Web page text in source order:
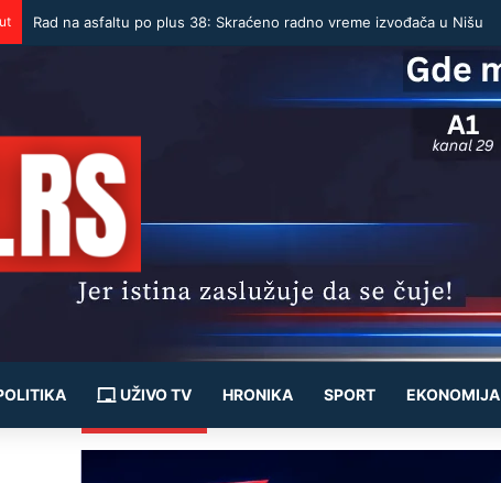
Rad na asfaltu po plus 38: Skraćeno radno vreme izvođača u Nišu
UŽIVO TV HRONIKA SPORT EKONOMIJA